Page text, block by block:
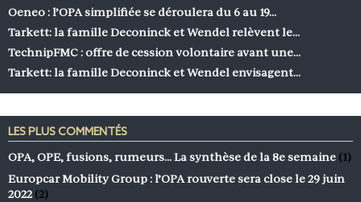
Oeneo : l’OPA simplifiée se déroulera du 6 au 19…
Tarkett: la famille Deconinck et Wendel relèvent le…
TechnipFMC : offre de cession volontaire avant une…
Tarkett: la famille Deconinck et Wendel envisagent…
LES PLUS COMMENTÉS
OPA, OPE, fusions, rumeurs… La synthèse de la 8e semaine (1)
Europcar Mobility Group : l’OPA rouverte sera close le 29 juin
2022 (2)